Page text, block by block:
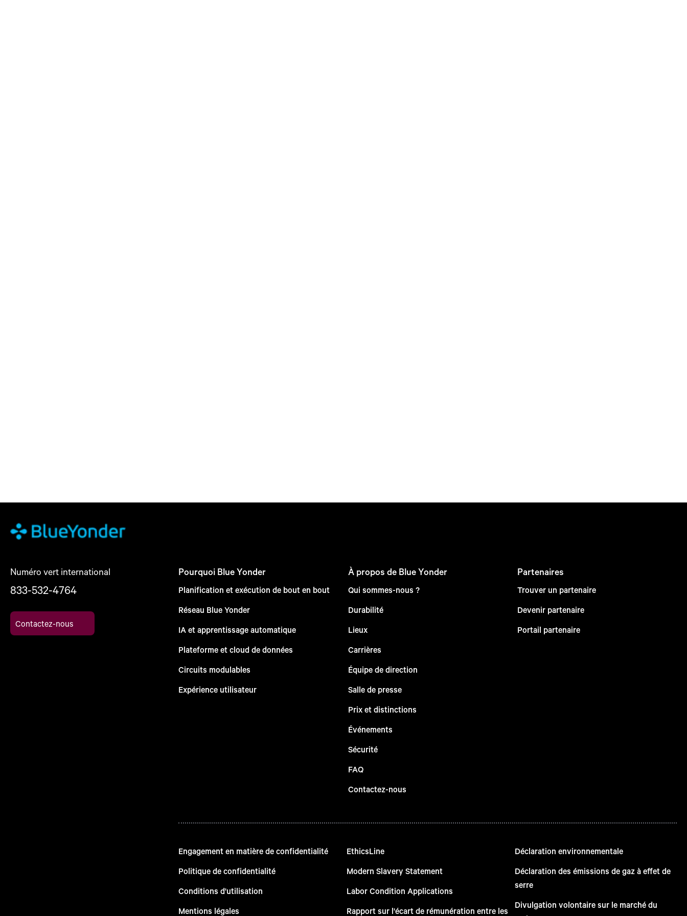
Numéro vert international
833-532-4764
Contactez-nous
Pourquoi Blue Yonder
Planification et exécution de bout en bout
Réseau Blue Yonder
IA et apprentissage automatique
Plateforme et cloud de données
Circuits modulables
Expérience utilisateur
À propos de Blue Yonder
Qui sommes-nous ?
Durabilité
Lieux
Carrières
Équipe de direction
Salle de presse
Prix et distinctions
Événements
Sécurité
FAQ
Contactez-nous
Partenaires
Trouver un partenaire
Devenir partenaire
Portail partenaire
Engagement en matière de confidentialité
Politique de confidentialité
Conditions d'utilisation
Mentions légales
EthicsLine
Modern Slavery Statement
Labor Condition Applications
Rapport sur l'écart de rémunération entre les
Déclaration environnementale
Déclaration des émissions de gaz à effet de
serre
Divulgation volontaire sur le marché du